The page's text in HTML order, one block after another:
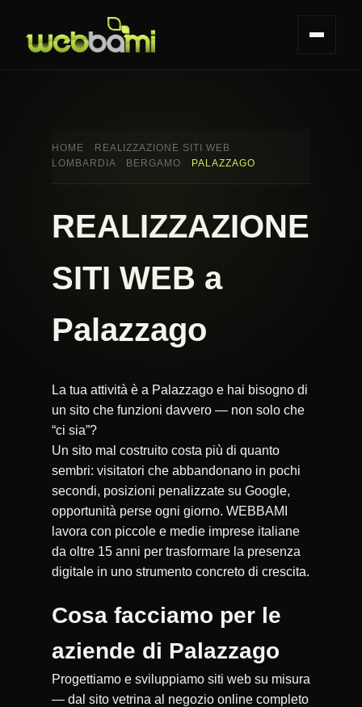
HOME
REALIZZAZIONE SITI WEB
LOMBARDIA
BERGAMO PALAZZAGO
REALIZZAZIONE
SITI WEB a
Palazzago
La tua attività è a Palazzago e hai bisogno di
un sito che funzioni davvero — non solo che
“ci sia”?
Un sito mal costruito costa più di quanto
sembri: visitatori che abbandonano in pochi
secondi, posizioni penalizzate su Google,
opportunità perse ogni giorno. WEBBAMI
lavora con piccole e medie imprese italiane
da oltre 15 anni per trasformare la presenza
digitale in uno strumento concreto di crescita.
Cosa facciamo per le
aziende di Palazzago
Progettiamo e sviluppiamo siti web su misura
— dal sito vetrina al negozio online completo